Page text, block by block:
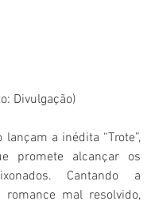
Divulgação)
lançam a inédita “Trote”,
promete alcançar os
Cantando a
mal resolvido,